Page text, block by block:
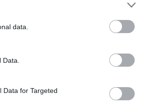
data.
Data for Targeted
800+. Nowa propozycja dla